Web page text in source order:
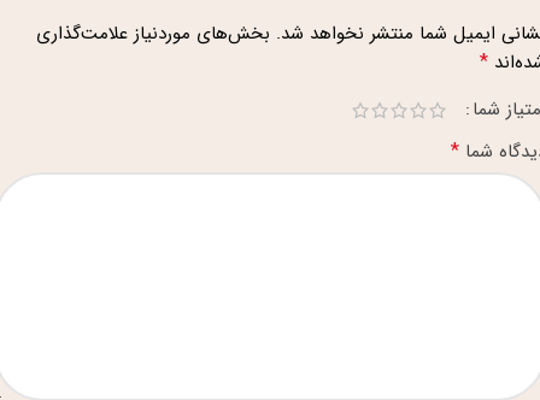
ایمیل شما منتشر نخواهد شد. بخش‌های موردنیاز علامت‌گذاری
*
شما
شما *